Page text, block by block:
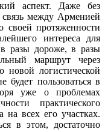
аспект. Даже без
связь между Арменией
протяженности
интереса для
разы дороже, в разы
маршрут через
новой логистической
будет пользоваться в
уже о проблемах
практического
всех его участках.
в этом, достаточно